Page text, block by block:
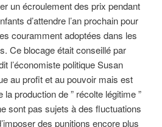
un écroulement des prix pendant
d’attendre l’an prochain pour
couramment adoptées dans les
Ce blocage était conseillé par
l’économiste politique Susan
au profit et au pouvoir mais est
production de ” récolte légitime ”
sont pas sujets à des fluctuations
des punitions encore plus